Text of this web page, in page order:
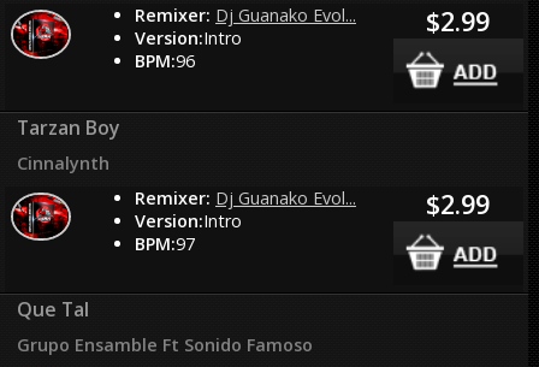
Remixer: Dj Guanako Evol...
Version:Intro
BPM:96
$2.99
Tarzan Boy
Cinnalynth
Remixer: Dj Guanako Evol...
Version:Intro
BPM:97
$2.99
Que Tal
Grupo Ensamble Ft Sonido Famoso